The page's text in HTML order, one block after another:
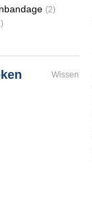
(2)
Wissen